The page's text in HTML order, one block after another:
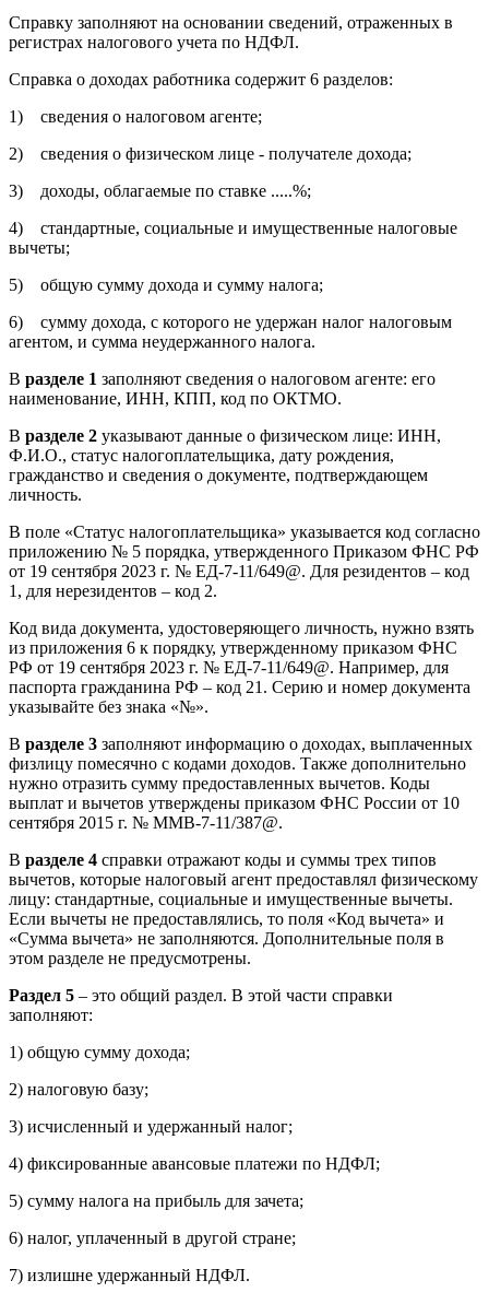
Справку заполняют на основании сведений, отраженных в
регистрах налогового учета по НДФЛ.
Справка о доходах работника содержит 6 разделов:
1) сведения о налоговом агенте;
2) сведения о физическом лице - получателе дохода;
3) доходы, облагаемые по ставке .....%;
4) стандартные, социальные и имущественные налоговые
вычеты;
5) общую сумму дохода и сумму налога;
6) сумму дохода, с которого не удержан налог налоговым
агентом, и сумма неудержанного налога.
В разделе 1 заполняют сведения о налоговом агенте: его
наименование, ИНН, КПП, код по ОКТМО.
В разделе 2 указывают данные о физическом лице: ИНН,
Ф.И.О., статус налогоплательщика, дату рождения,
гражданство и сведения о документе, подтверждающем
личность.
В поле «Статус налогоплательщика» указывается код согласно
приложению № 5 порядка, утвержденного Приказом ФНС РФ
от 19 сентября 2023 г. № ЕД-7-11/649@. Для резидентов – код
1, для нерезидентов – код 2.
Код вида документа, удостоверяющего личность, нужно взять
из приложения 6 к порядку, утвержденному приказом ФНС
РФ от 19 сентября 2023 г. № ЕД-7-11/649@. Например, для
паспорта гражданина РФ – код 21. Серию и номер документа
указывайте без знака «№».
В разделе 3 заполняют информацию о доходах, выплаченных
физлицу помесячно с кодами доходов. Также дополнительно
нужно отразить сумму предоставленных вычетов. Коды
выплат и вычетов утверждены приказом ФНС России от 10
сентября 2015 г. № ММВ-7-11/387@.
В разделе 4 справки отражают коды и суммы трех типов
вычетов, которые налоговый агент предоставлял физическому
лицу: стандартные, социальные и имущественные вычеты.
Если вычеты не предоставлялись, то поля «Код вычета» и
«Сумма вычета» не заполняются. Дополнительные поля в
этом разделе не предусмотрены.
Раздел 5 – это общий раздел. В этой части справки
заполняют:
1) общую сумму дохода;
2) налоговую базу;
3) исчисленный и удержанный налог;
4) фиксированные авансовые платежи по НДФЛ;
5) сумму налога на прибыль для зачета;
6) налог, уплаченный в другой стране;
7) излишне удержанный НДФЛ.